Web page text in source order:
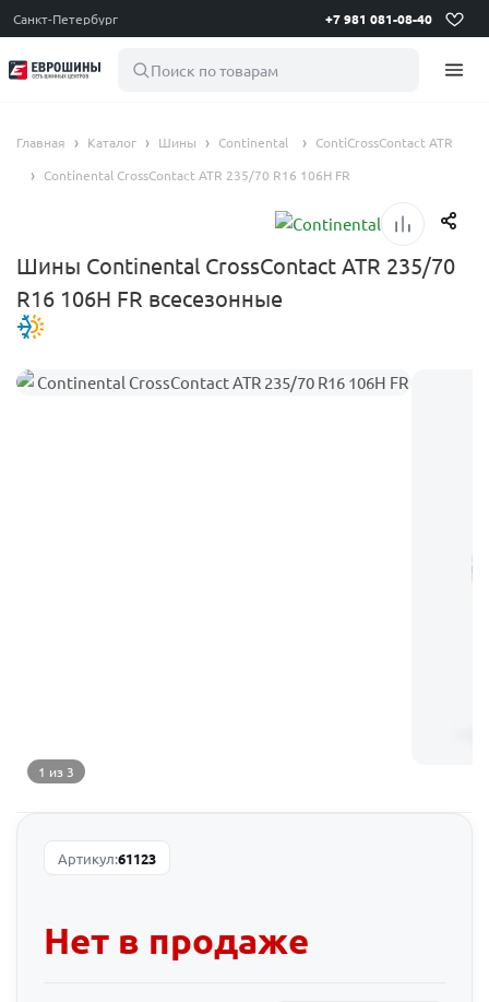
Санкт-Петербург +7 981 081-08-40
Поиск по товарам
Главная Каталог Шины Continental
ContiCrossContact ATR
Continental CrossContact ATR 235/70 R16 106H FR
Шины Continental CrossContact ATR 235/70
R16 106H FR всесезонные
1 из 3
Артикул:61123
Нет в продаже